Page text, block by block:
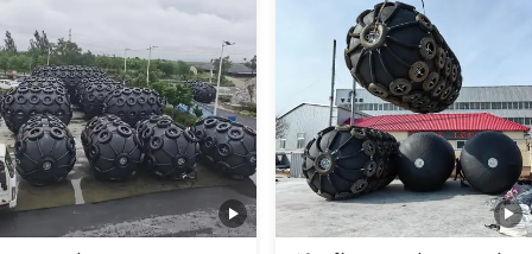
vessels during docking, mooring,
and ship-to-ship transfers.
Renowned for its exceptional ...